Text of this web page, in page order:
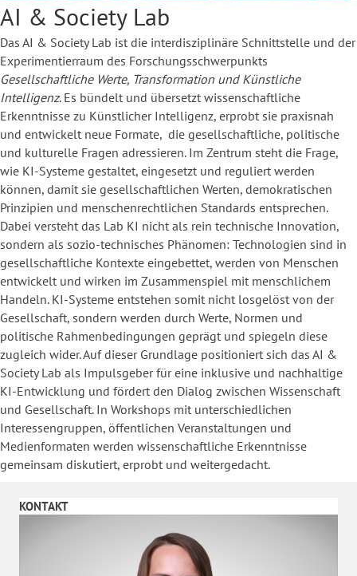
AI & Society Lab
Das AI & Society Lab ist die interdisziplinäre Schnittstelle und der
Experimentierraum des Forschungsschwerpunkts
Gesellschaftliche Werte, Transformation und Künstliche
Intelligenz. Es bündelt und übersetzt wissenschaftliche
Erkenntnisse zu Künstlicher Intelligenz, erprobt sie praxisnah
und entwickelt neue Formate, die gesellschaftliche, politische
und kulturelle Fragen adressieren. Im Zentrum steht die Frage,
wie KI-Systeme gestaltet, eingesetzt und reguliert werden
können, damit sie gesellschaftlichen Werten, demokratischen
Prinzipien und menschenrechtlichen Standards entsprechen.
Dabei versteht das Lab KI nicht als rein technische Innovation,
sondern als sozio-technisches Phänomen: Technologien sind in
gesellschaftliche Kontexte eingebettet, werden von Menschen
entwickelt und wirken im Zusammenspiel mit menschlichem
Handeln. KI-Systeme entstehen somit nicht losgelöst von der
Gesellschaft, sondern werden durch Werte, Normen und
politische Rahmenbedingungen geprägt und spiegeln diese
zugleich wider. Auf dieser Grundlage positioniert sich das AI &
Society Lab als Impulsgeber für eine inklusive und nachhaltige
KI-Entwicklung und fördert den Dialog zwischen Wissenschaft
und Gesellschaft. In Workshops mit unterschiedlichen
Interessengruppen, öffentlichen Veranstaltungen und
Medienformaten werden wissenschaftliche Erkenntnisse
gemeinsam diskutiert, erprobt und weitergedacht.
KONTAKT